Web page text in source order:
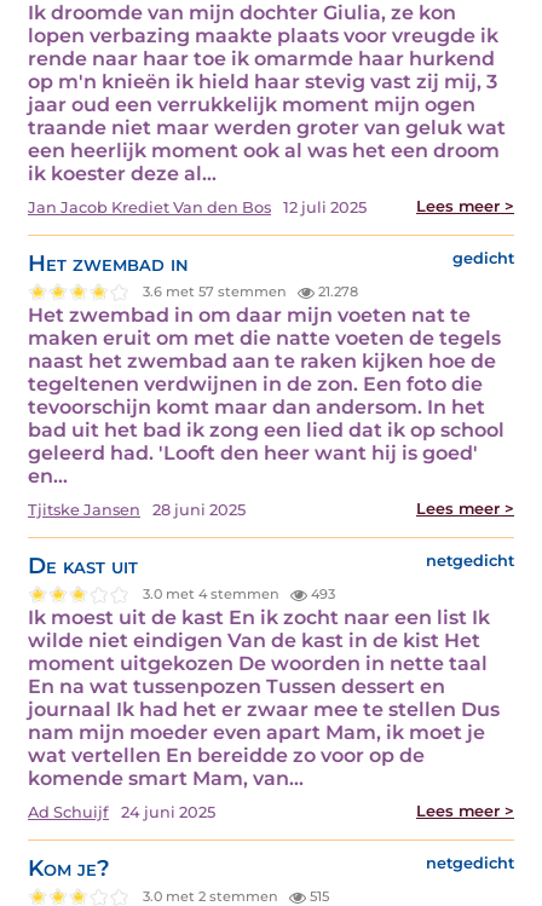
Ik droomde van mijn dochter Giulia, ze kon
lopen verbazing maakte plaats voor vreugde ik
rende naar haar toe ik omarmde haar hurkend
op m'n knieën ik hield haar stevig vast zij mij, 3
jaar oud een verrukkelijk moment mijn ogen
traande niet maar werden groter van geluk wat
een heerlijk moment ook al was het een droom
ik koester deze al…
Jan Jacob Krediet Van den Bos 12 juli 2025 Lees meer >
Het zwembad in gedicht
3.6 met 57 stemmen 21.278
Het zwembad in om daar mijn voeten nat te
maken eruit om met die natte voeten de tegels
naast het zwembad aan te raken kijken hoe de
tegeltenen verdwijnen in de zon. Een foto die
tevoorschijn komt maar dan andersom. In het
bad uit het bad ik zong een lied dat ik op school
geleerd had. 'Looft den heer want hij is goed'
en…
Tjitske Jansen 28 juni 2025 Lees meer >
De kast uit netgedicht
3.0 met 4 stemmen 493
Ik moest uit de kast En ik zocht naar een list Ik
wilde niet eindigen Van de kast in de kist Het
moment uitgekozen De woorden in nette taal
En na wat tussenpozen Tussen dessert en
journaal Ik had het er zwaar mee te stellen Dus
nam mijn moeder even apart Mam, ik moet je
wat vertellen En bereidde zo voor op de
komende smart Mam, van…
Ad Schuijf 24 juni 2025 Lees meer >
Kom je? netgedicht
3.0 met 2 stemmen 515